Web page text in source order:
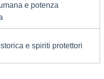
e potenza
e spiriti protettori